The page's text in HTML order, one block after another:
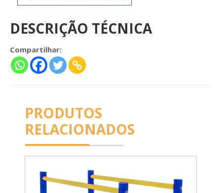
DESCRIÇÃO TÉCNICA
Compartilhar:
PRODUTOS
RELACIONADOS